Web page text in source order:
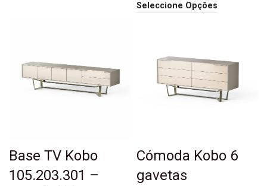
Seleccione Opções
Base TV Kobo
105.203.301 –
Cómoda Kobo 6
gavetas